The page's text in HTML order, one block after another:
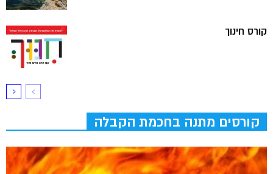
קורס חינוך
קורסים מתנה בחכמת הקבלה